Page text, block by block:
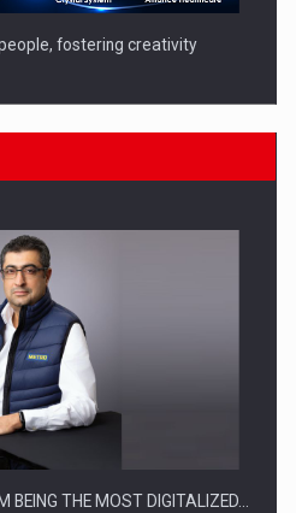
fostering creativity
Future - Technology and…
BEING THE MOST DIGITALIZED…